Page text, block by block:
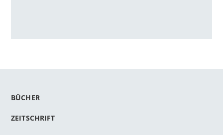
BÜCHER
ZEITSCHRIFT